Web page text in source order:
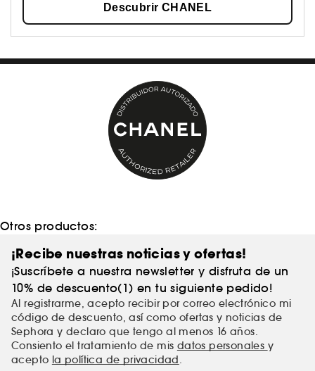
Descubrir CHANEL
Otros productos:
¡Recibe nuestras noticias y ofertas!
¡Suscríbete a nuestra newsletter y disfruta de un
10% de descuento(1) en tu siguiente pedido!
Al registrarme, acepto recibir por correo electrónico mi
código de descuento, así como ofertas y noticias de
Sephora y declaro que tengo al menos 16 años.
Consiento el tratamiento de mis datos personales y
acepto la política de privacidad.